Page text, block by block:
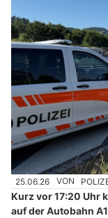
25.06.26 VON
Kurz vor 17:20 Uhr
auf der Autobahn